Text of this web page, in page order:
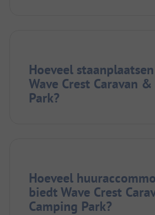
Hoeveel
Wave Crest Caravan
Park?
Hoeveel
biedt Wave Crest
Camping Park?